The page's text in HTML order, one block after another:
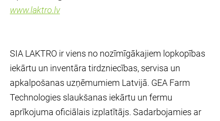
www.laktro.lv
SIA LAKTRO ir viens no nozīmīgākajiem lopkopības
iekārtu un inventāra tirdzniecības, servisa un
apkalpošanas uzņēmumiem Latvijā. GEA Farm
Technologies slaukšanas iekārtu un fermu
aprīkojuma oficiālais izplatītājs. Sadarbojamies ar